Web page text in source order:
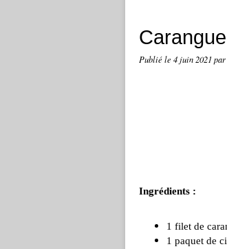
Publié le 4 juin 2021
Ingrédients :
1 filet de
1 paquet de